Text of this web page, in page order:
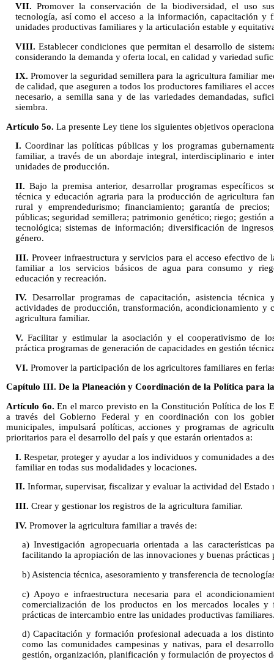
VII. Promover la conservación de la biodiversidad, el uso
tecnología, así como el acceso a la información, capacitación y
unidades productivas familiares y la articulación estable y
VIII. Establecer condiciones que permitan el desarrollo de
considerando la demanda y oferta local, en calidad y variedad
IX. Promover la seguridad semillera para la agricultura familiar
de calidad, que aseguren a todos los productores familiares el
necesario, a semilla sana y de las variedades demandadas,
siembra.
Artículo 5o. La presente Ley tiene los siguientes objetivos
I. Coordinar las políticas públicas y los programas
familiar, a través de un abordaje integral, interdisciplinario e
unidades de producción.
II. Bajo la premisa anterior, desarrollar programas específicos
técnica y educación agraria para la producción de agricultura
rural y emprendedurismo; financiamiento; garantía de precios;
públicas; seguridad semillera; patrimonio genético; riego; gestión
tecnológica; sistemas de información; diversificación de
género.
III. Proveer infraestructura y servicios para el acceso efectivo de
familiar a los servicios básicos de agua para consumo y
educación y recreación.
IV. Desarrollar programas de capacitación, asistencia
actividades de producción, transformación, acondicionamiento y
agricultura familiar.
V. Facilitar y estimular la asociación y el cooperativismo de
práctica programas de generación de capacidades en gestión
VI. Promover la participación de los agricultores familiares en
Capítulo III. De la Planeación y Coordinación de la Política para
Artículo 6o. En el marco previsto en la Constitución Política de los
a través del Gobierno Federal y en coordinación con los
municipales, impulsará políticas, acciones y programas de
prioritarios para el desarrollo del país y que estarán orientados a:
I. Respetar, proteger y ayudar a los individuos y comunidades a
familiar en todas sus modalidades y locaciones.
II. Informar, supervisar, fiscalizar y evaluar la actividad del
III. Crear y gestionar los registros de la agricultura familiar.
IV. Promover la agricultura familiar a través de:
a) Investigación agropecuaria orientada a las características
facilitando la apropiación de las innovaciones y buenas
b) Asistencia técnica, asesoramiento y transferencia de
c) Apoyo e infraestructura necesaria para el
comercialización de los productos en los mercados locales y
prácticas de intercambio entre las unidades productivas
d) Capacitación y formación profesional adecuada a los
como las comunidades campesinas y nativas, para el
gestión, organización, planificación y formulación de proyectos